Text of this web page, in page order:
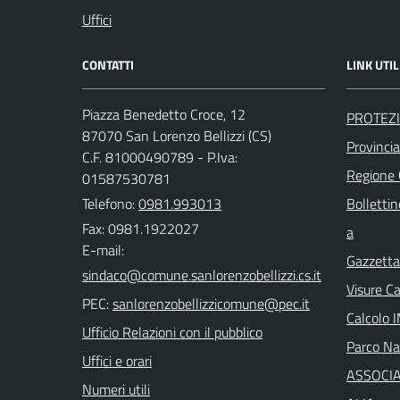
Uffici
CONTATTI
Piazza Benedetto Croce, 12
87070 San Lorenzo Bellizzi (CS)
C.F. 81000490789 - P.Iva:
01587530781
Telefono:0981.993013
Fax: 0981.1922027
E-mail:
PEC:
Ufficio Relazioni con il pubblico
Uffici e orari
Numeri utili
LINK
Regione
a
Visure
Calcolo
Parco